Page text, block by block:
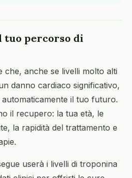
percorso di
che, anche se livelli molto alti
danno cardiaco significativo,
il tuo futuro.
il recupero: la tua età, le
la rapidità del trattamento e
userà i livelli di troponina